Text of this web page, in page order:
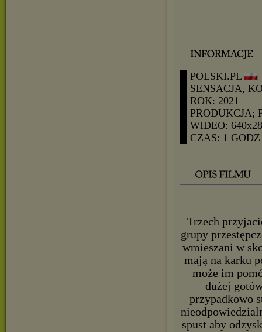
█ POLSKI.PL
█ SENSACJA,
█ ROK: 2021
█ PRODUKCJA;
█ WIDEO:
█ CZAS: 1
Trzech
grupy
wmieszani w
mają na karku
może im
dużej
przypadkowo
spust aby